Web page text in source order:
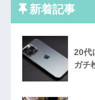
新着記事
20代
ガチ